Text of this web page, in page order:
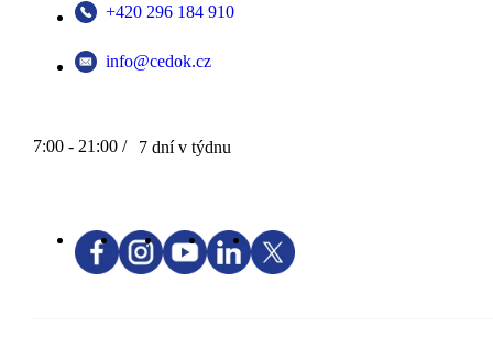
+420 296 184 910
info@cedok.cz
7:00 - 21:00 / 7 dní v týdnu